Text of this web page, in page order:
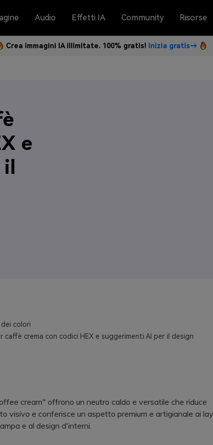
Audio Effetti IA Community Risorse
Crea immagini IA illimitate. 100% gratis! Inizia gratis→
e
colori
caffè crema con codici HEX e suggerimenti AI per il design
cream" offrono un neutro caldo e versatile che riduce
visivo e conferisce un aspetto premium e artigianale ai
e al design d'interni.